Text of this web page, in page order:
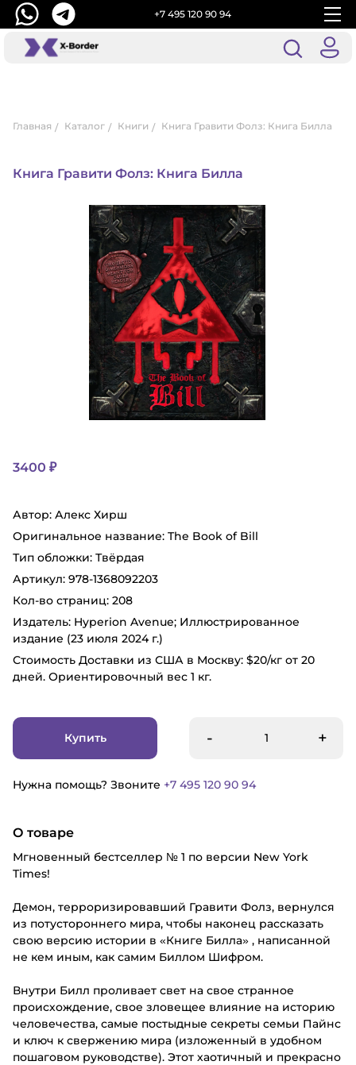
+7 495 120 90 94
Главная Каталог Книги Книга Гравити Фолз: Книга Билла
Книга Гравити Фолз: Книга Билла
3400 ₽
Автор: Алекс Хирш
Оригинальное название: The Book of Bill
Тип oблoжки: Твёрдая
Артикул: 978-1368092203
Кол-во страниц: 208
Издатель‏: Hyperion Avenue; Иллюстрированное
издание (23 июля 2024 г.)
Стоимость Доставки из США в Москву: $20/кг от 20
дней. Ориентировочный вес 1 кг.
Купить - +
Нужна помощь? Звоните +7 495 120 90 94
О товаре
Мгновенный бестселлер № 1 по версии New York
Times!
Демон, терроризировавший Гравити Фолз, вернулся
из потустороннего мира, чтобы наконец рассказать
свою версию истории в «Книге Билла» , написанной
не кем иным, как самим Биллом Шифром.
Внутри Билл проливает свет на свое странное
происхождение, свое зловещее влияние на историю
человечества, самые постыдные секреты семьи Пайнс
и ключ к свержению мира (изложенный в удобном
пошаговом руководстве). Этот хаотичный и прекрасно